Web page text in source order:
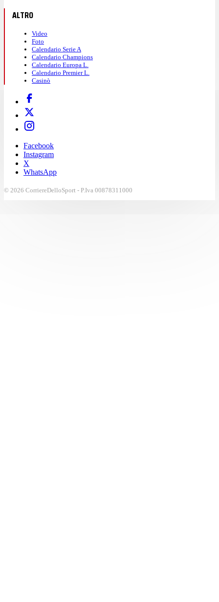
ALTRO
Video
Foto
Calendario Serie A
Calendario Champions
Calendario Europa L.
Calendario Premier L.
Casinò
Facebook
Instagram
X
WhatsApp
© 2026 CorriereDelloSport - P.Iva 00878311000